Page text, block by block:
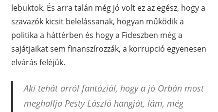
lebuktok. És arra talán még jó volt ez az egész, hogy a
szavazók kicsit belelássanak, hogyan működik a
politika a háttérben és hogy a Fideszben még a
sajátjaikat sem finanszírozzák, a korrupció egyenesen
elvárás feléjük.
Aki tehát arról fantáziál, hogy a jó Orbán most
meghallja Pesty László hangját, lám, még